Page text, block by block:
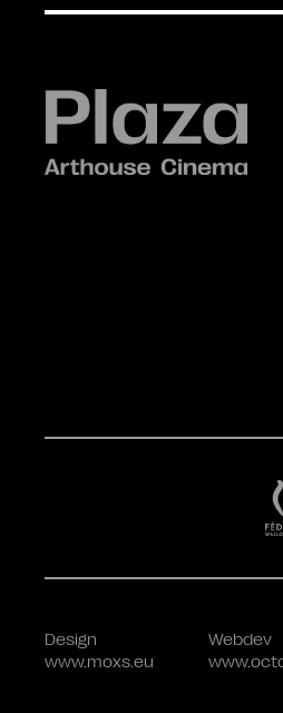
Design
www.moxs.eu
Webdev